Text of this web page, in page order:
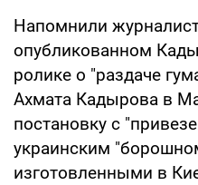
Напомнили
опубликованном
ролике о "раздаче
Ахмата Кадырова в
постановку с
украинским
изготовленными в